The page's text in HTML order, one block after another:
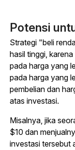
Potensi
Strategi "beli
hasil tinggi,
pada harga yang
pada harga yang
pembelian dan
atas investasi.
Misalnya, jika
$10 dan
investasi tersebut